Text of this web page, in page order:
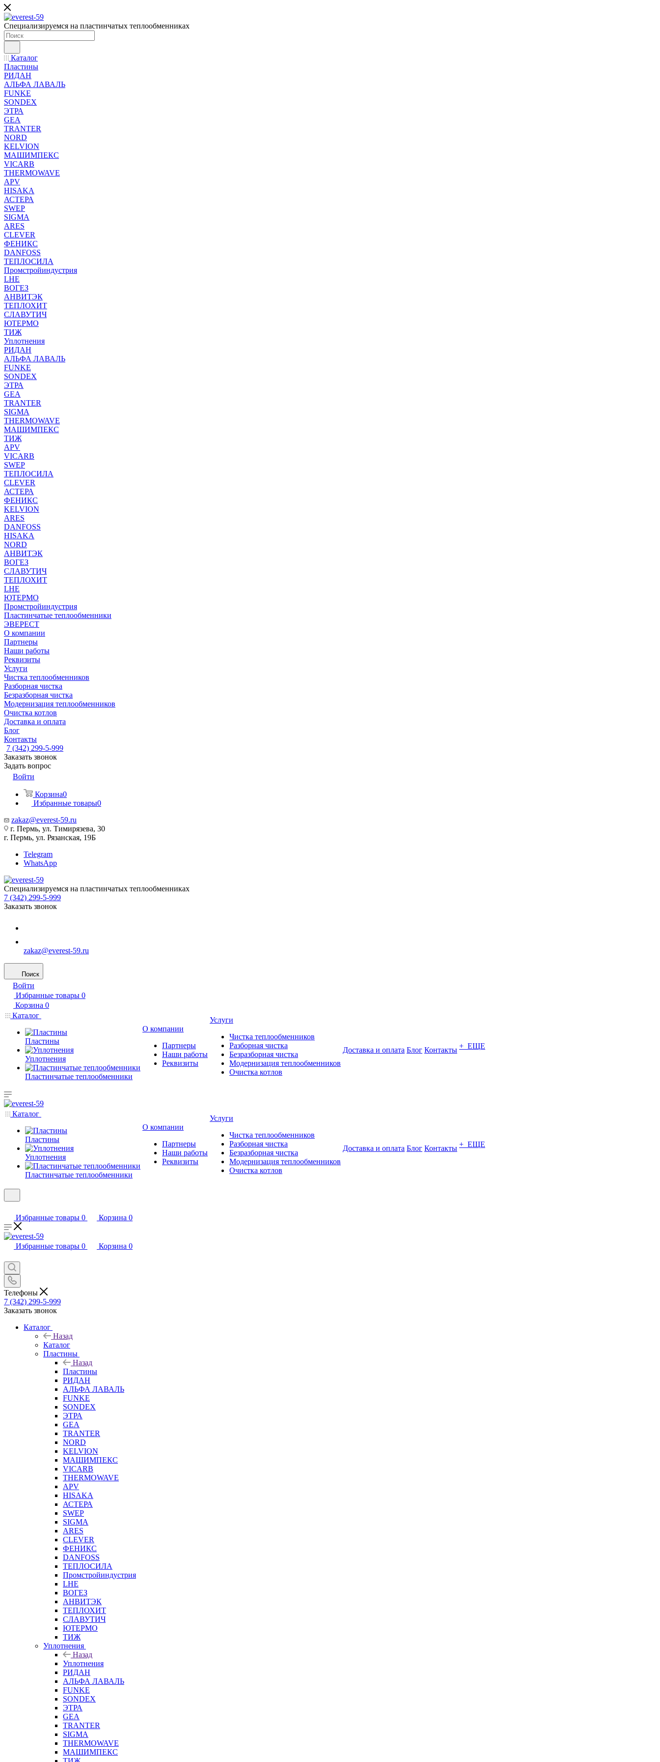
Специализируемся на пластинчатых теплообменниках
Каталог
Пластины
РИДАН
АЛЬФА ЛАВАЛЬ
FUNKE
SONDEX
ЭТРА
GEA
TRANTER
NORD
KELVION
МАШИМПЕКС
VICARB
THERMOWAVE
APV
HISAKA
АСТЕРА
SWEP
SIGMA
ARES
CLEVER
ФЕНИКС
DANFOSS
ТЕПЛОСИЛА
Промстройиндустрия
LHE
ВОГЕЗ
АНВИТЭК
ТЕПЛОХИТ
СЛАВУТИЧ
ЮТЕРМО
ТИЖ
Уплотнения
РИДАН
АЛЬФА ЛАВАЛЬ
FUNKE
SONDEX
ЭТРА
GEA
TRANTER
SIGMA
THERMOWAVE
МАШИМПЕКС
ТИЖ
APV
VICARB
SWEP
ТЕПЛОСИЛА
CLEVER
АСТЕРА
ФЕНИКС
KELVION
ARES
DANFOSS
HISAKA
NORD
АНВИТЭК
ВОГЕЗ
СЛАВУТИЧ
ТЕПЛОХИТ
LHE
ЮТЕРМО
Промстройиндустрия
Пластинчатые теплообменники
ЭВЕРЕСТ
О компании
Партнеры
Наши работы
Реквизиты
Услуги
Чистка теплообменников
Разборная чистка
Безразборная чистка
Модернизация теплообменников
Очистка котлов
Доставка и оплата
Блог
Контакты
7 (342) 299-5-999
Заказать звонок
Задать вопрос
Войти
Корзина0
Избранные товары0
zakaz@everest-59.ru
г. Пермь, ул. Тимирязева, 30
г. Пермь, ул. Рязанская, 19Б
Telegram
WhatsApp
Специализируемся на пластинчатых теплообменниках
7 (342) 299-5-999
Заказать звонок
zakaz@everest-59.ru
Поиск
Войти
Избранные товары 0
Корзина 0
Каталог
Пластины
Уплотнения
Пластинчатые теплообменники
О компании
Партнеры
Наши работы
Реквизиты
Услуги
Чистка теплообменников
Разборная чистка
Безразборная чистка
Модернизация теплообменников
Очистка котлов
Доставка и оплата Блог Контакты + ЕЩЕ
Каталог
Пластины
Уплотнения
Пластинчатые теплообменники
О компании
Партнеры
Наши работы
Реквизиты
Услуги
Чистка теплообменников
Разборная чистка
Безразборная чистка
Модернизация теплообменников
Очистка котлов
Доставка и оплата Блог Контакты + ЕЩЕ
Избранные товары 0 Корзина 0
Избранные товары 0 Корзина 0
Телефоны
7 (342) 299-5-999
Заказать звонок
Каталог
Назад
Каталог
Пластины
Назад
Пластины
РИДАН
АЛЬФА ЛАВАЛЬ
FUNKE
SONDEX
ЭТРА
GEA
TRANTER
NORD
KELVION
МАШИМПЕКС
VICARB
THERMOWAVE
APV
HISAKA
АСТЕРА
SWEP
SIGMA
ARES
CLEVER
ФЕНИКС
DANFOSS
ТЕПЛОСИЛА
Промстройиндустрия
LHE
ВОГЕЗ
АНВИТЭК
ТЕПЛОХИТ
СЛАВУТИЧ
ЮТЕРМО
ТИЖ
Уплотнения
Назад
Уплотнения
РИДАН
АЛЬФА ЛАВАЛЬ
FUNKE
SONDEX
ЭТРА
GEA
TRANTER
SIGMA
THERMOWAVE
МАШИМПЕКС